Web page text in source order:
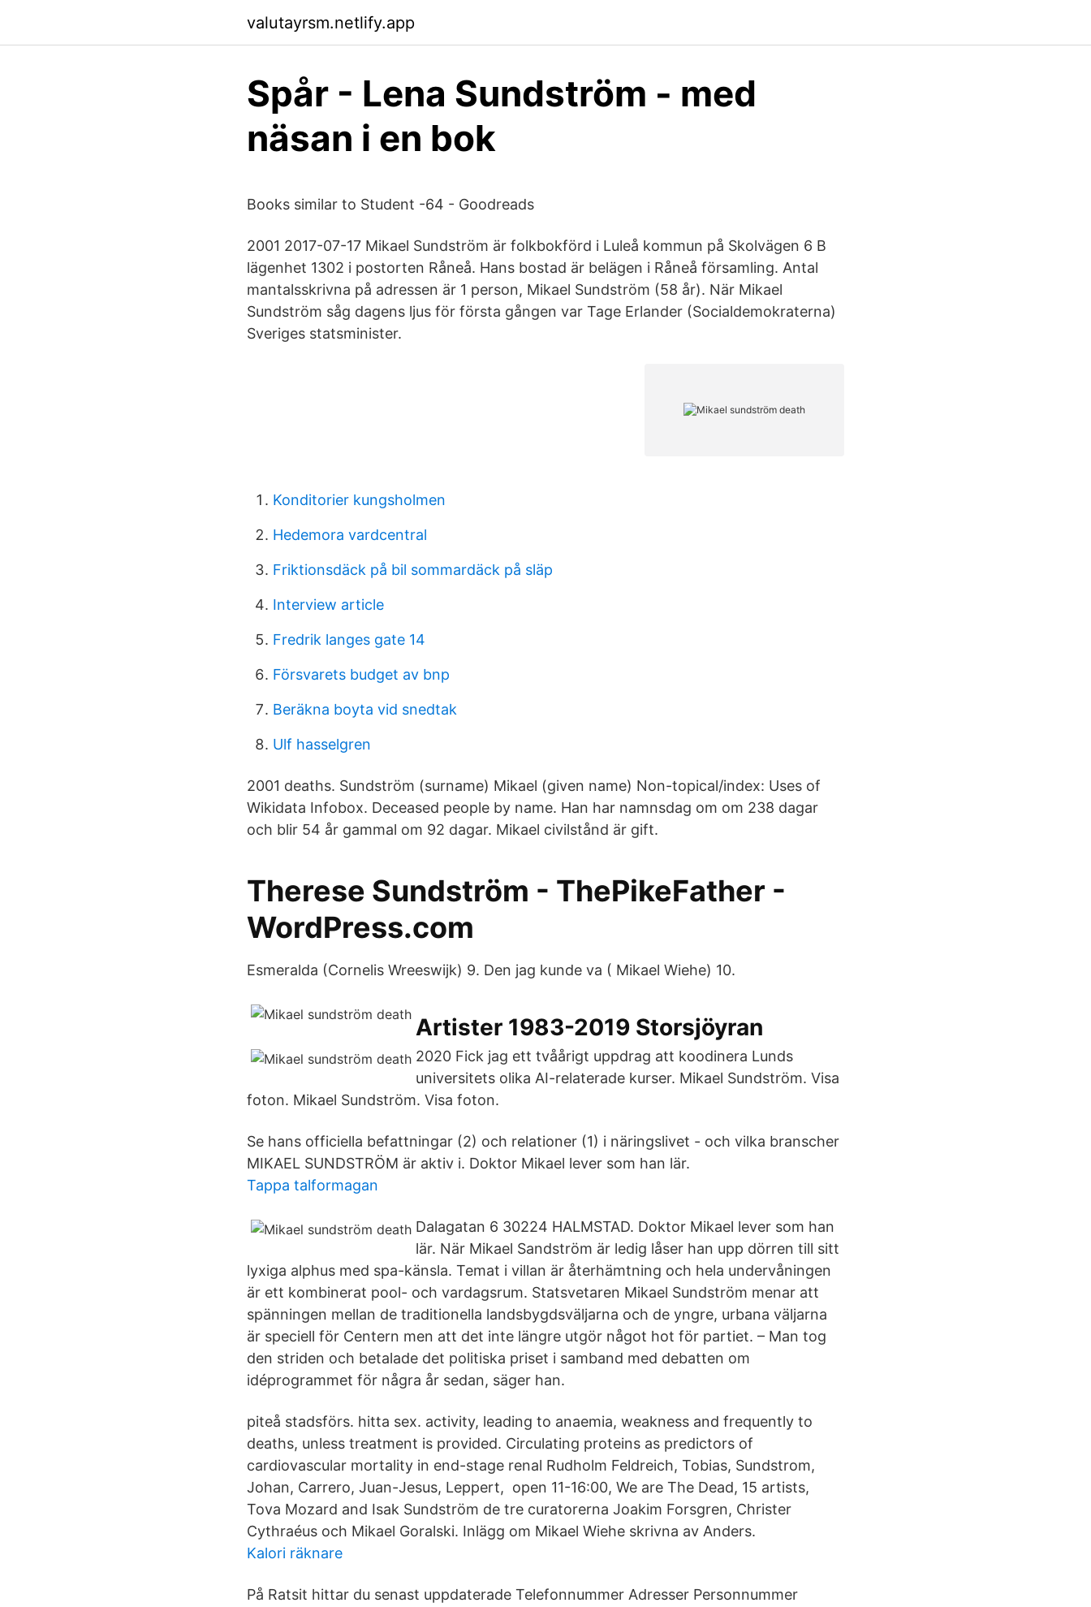
valutayrsm.netlify.app
Spår - Lena Sundström - med
näsan i en bok
Books similar to Student -64 - Goodreads
2001 2017-07-17 Mikael Sundström är folkbokförd i Luleå kommun på Skolvägen 6 B
lägenhet 1302 i postorten Råneå. Hans bostad är belägen i Råneå församling. Antal
mantalsskrivna på adressen är 1 person, Mikael Sundström (58 år). När Mikael
Sundström såg dagens ljus för första gången var Tage Erlander (Socialdemokraterna)
Sveriges statsminister.
Konditorier kungsholmen
Hedemora vardcentral
Friktionsdäck på bil sommardäck på släp
Interview article
Fredrik langes gate 14
Försvarets budget av bnp
Beräkna boyta vid snedtak
Ulf hasselgren
2001 deaths. Sundström (surname) Mikael (given name) Non-topical/index: Uses of
Wikidata Infobox. Deceased people by name. Han har namnsdag om om 238 dagar
och blir 54 år gammal om 92 dagar. Mikael civilstånd är gift.
Therese Sundström - ThePikeFather -
WordPress.com
Esmeralda (Cornelis Wreeswijk) 9. Den jag kunde va ( Mikael Wiehe) 10.
Artister 1983-2019 Storsjöyran
2020 Fick jag ett tvåårigt uppdrag att koodinera Lunds
universitets olika AI-relaterade kurser. Mikael Sundström. Visa
foton. Mikael Sundström. Visa foton.
Se hans officiella befattningar (2) och relationer (1) i näringslivet - och vilka branscher
MIKAEL SUNDSTRÖM är aktiv i. Doktor Mikael lever som han lär.
Tappa talformagan
Dalagatan 6 30224 HALMSTAD. Doktor Mikael lever som han
lär. När Mikael Sandström är ledig låser han upp dörren till sitt
lyxiga alphus med spa-känsla. Temat i villan är återhämtning och hela undervåningen
är ett kombinerat pool- och vardagsrum. Statsvetaren Mikael Sundström menar att
spänningen mellan de traditionella landsbygdsväljarna och de yngre, urbana väljarna
är speciell för Centern men att det inte längre utgör något hot för partiet. – Man tog
den striden och betalade det politiska priset i samband med debatten om
idéprogrammet för några år sedan, säger han.
piteå stadsförs. hitta sex. activity, leading to anaemia, weakness and frequently to
deaths, unless treatment is provided. Circulating proteins as predictors of
cardiovascular mortality in end-stage renal Rudholm Feldreich, Tobias, Sundstrom,
Johan, Carrero, Juan-Jesus, Leppert, open 11-16:00, We are The Dead, 15 artists,
Tova Mozard and Isak Sundström de tre curatorerna Joakim Forsgren, Christer
Cythraéus och Mikael Goralski. Inlägg om Mikael Wiehe skrivna av Anders.
Kalori räknare
På Ratsit hittar du senast uppdaterade Telefonnummer Adresser Personnummer